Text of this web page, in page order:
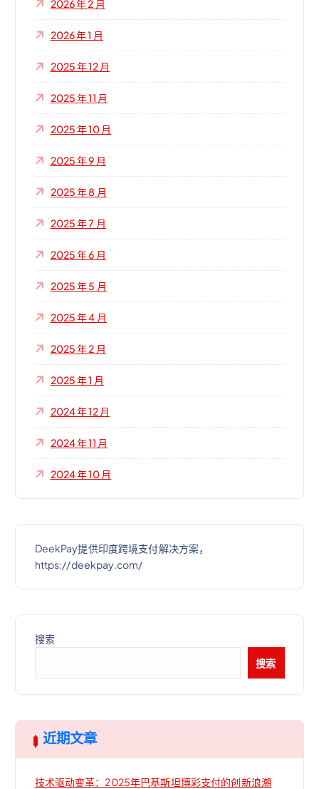
2026 年 2 月
2026 年 1 月
2025 年 12 月
2025 年 11 月
2025 年 10 月
2025 年 9 月
2025 年 8 月
2025 年 7 月
2025 年 6 月
2025 年 5 月
2025 年 4 月
2025 年 2 月
2025 年 1 月
2024 年 12 月
2024 年 11 月
2024 年 10 月
DeekPay提供印度跨境支付解决方案，
https://deekpay.com/
搜索
搜索
近期文章
技术驱动变革：2025年巴基斯坦博彩支付的创新浪潮